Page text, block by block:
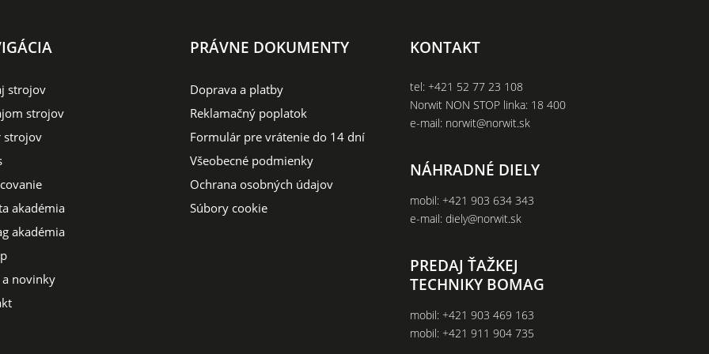
strojov
strojov
strojov
akadémia
akadémia
a novinky
PRÁVNE DOKUMENTY
Doprava a platby
Reklamačný poplatok
Formulár pre vrátenie do 14 dní
Všeobecné podmienky
Ochrana osobných údajov
Súbory cookie
KONTAKT
tel:+421 52 77 23 108
Norwit NON STOP linka: 18 400
e-mail: norwit@norwit.sk
NÁHRADNÉ DIELY
mobil:+421 903 634 343
e-mail:diely@norwit.sk
PREDAJ ŤAŽKEJ
TECHNIKY BOMAG
mobil:+421 903 469 163
mobil:+421 911 904 735